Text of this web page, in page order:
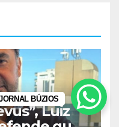
Luiz
BÚZIOS